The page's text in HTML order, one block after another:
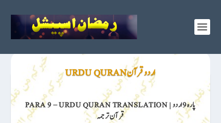
اردو قرآن URDU QURAN
PARA 9 – URDU QURAN TRANSLATION | پارہ 9 اردو
قرآن ترجمہ